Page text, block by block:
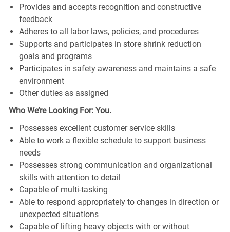
Provides and accepts recognition and constructive
feedback
Adheres to all labor laws, policies, and procedures
Supports and participates in store shrink reduction
goals and programs
Participates in safety awareness and maintains a safe
environment
Other duties as assigned
Who We’re Looking For: You.
Possesses excellent customer service skills
Able to work a flexible schedule to support business
needs
Possesses strong communication and organizational
skills with attention to detail
Capable of multi-tasking
Able to respond appropriately to changes in direction or
unexpected situations
Capable of lifting heavy objects with or without